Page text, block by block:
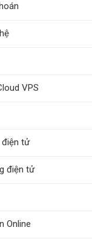
VPS
tử
điện tử
Online